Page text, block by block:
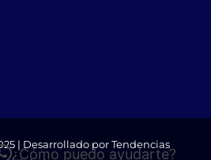
| Desarrollado porTendencias
¿Cómo puedo ayudarte?